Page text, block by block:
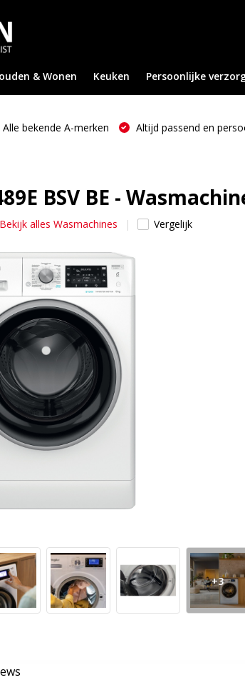
& Wonen Keuken Persoonlijke
Alle bekende A-merken Altijd passend en
BSV BE -
Bekijk alles Wasmachines Vergelijk
+3